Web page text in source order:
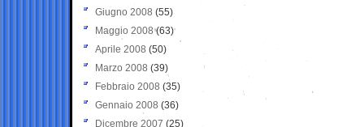
Giugno 2008 (55)
Maggio 2008(63)
Aprile 2008 (50)
Marzo 2008 (39)
Febbraio 2008 (35)
Gennaio 2008 (36)
Dicembre 2007 (25)